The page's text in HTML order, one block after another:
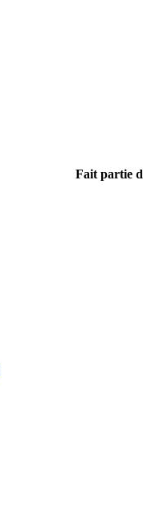
Fait partie